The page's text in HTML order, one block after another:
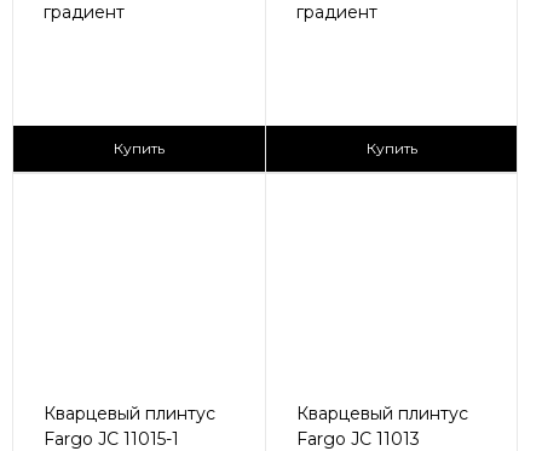
градиент
Купить
градиент
Купить
Кварцевый плинтус
Fargo JC 11015-1
Кварцевый плинтус
Fargo JC 11013